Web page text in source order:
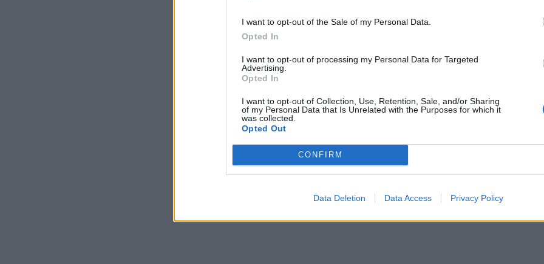
I want to opt-out of the Sale of my Personal Data.
Opted In
I want to opt-out of processing my Personal Data for Targeted
Advertising.
Opted In
I want to opt-out of Collection, Use, Retention, Sale, and/or Sharing
of my Personal Data that Is Unrelated with the Purposes for which it
was collected.
Opted Out
CONFIRM
Data Deletion Data Access Privacy Policy